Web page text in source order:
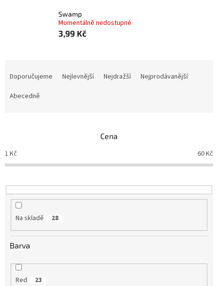
Swamp
Momentálně nedostupné
3,99 Kč
o
d
k
t
Doporučujeme Nejlevnější Nejdražší
Nejprodávanější
Abecedně
Cena
1 Kč 60Kč
Na skladě 28
Barva
Red 23